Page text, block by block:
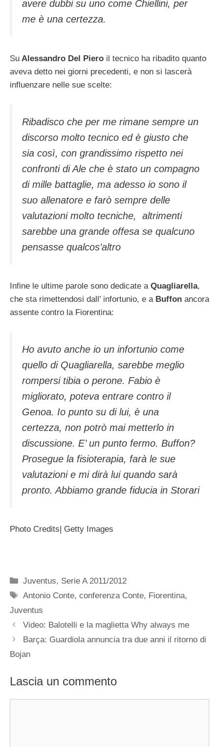
avere dubbi su uno come Chiellini, per
me è una certezza.
Su Alessandro Del Piero il tecnico ha ribadito quanto
aveva detto nei giorni precedenti, e non si lascerà
influenzare nelle sue scelte:
Ribadisco che per me rimane sempre un
discorso molto tecnico ed è giusto che
sia così, con grandissimo rispetto nei
confronti di Ale che è stato un compagno
di mille battaglie, ma adesso io sono il
suo allenatore e farò sempre delle
valutazioni molto tecniche, altrimenti
sarebbe una grande offesa se qualcuno
pensasse qualcos’altro
Infine le ultime parole sono dedicate aQuagliarella,
che sta rimettendosi dall’ infortunio, e a Buffon ancora
assente contro la Fiorentina:
Ho avuto anche io un infortunio come
quello di Quagliarella, sarebbe meglio
rompersi tibia o perone. Fabio è
migliorato, poteva entrare contro il
Genoa. Io punto su di lui, è una
certezza, non potrò mai metterlo in
discussione. E’ un punto fermo. Buffon?
Prosegue la fisioterapia, farà le sue
valutazioni e mi dirà lui quando sarà
pronto. Abbiamo grande fiducia in Storari
Photo Credits| Getty Images
Categorie
Juventus, Serie A 2011/2012
Tag
Antonio Conte,conferenza Conte, Fiorentina,
Juventus
Video: Balotelli e la maglietta Why always me
Barça: Guardiola annuncia tra due anni il ritorno di
Bojan
Lascia un commento